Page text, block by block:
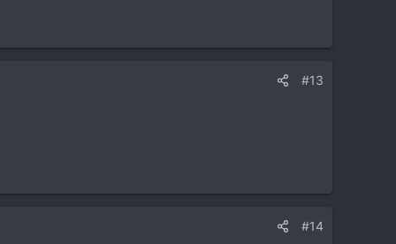
#13
#14